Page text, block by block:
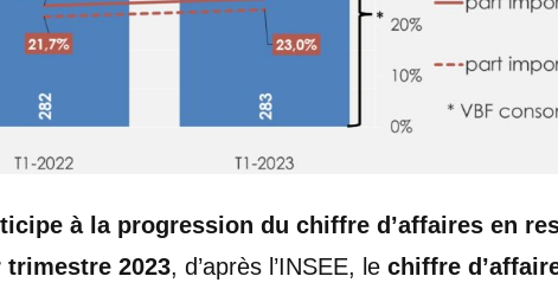
à la progression du chiffre d’affaires en
trimestre 2023, d’après l’INSEE, le chiffre